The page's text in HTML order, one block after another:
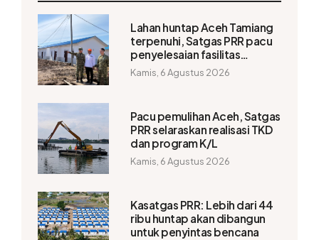
Lahan huntap Aceh Tamiang
terpenuhi, Satgas PRR pacu
penyelesaian fasilitas
pendukung
Kamis, 6 Agustus 2026
Pacu pemulihan Aceh, Satgas
PRR selaraskan realisasi TKD
dan program K/L
Kamis, 6 Agustus 2026
Kasatgas PRR: Lebih dari 44
ribu huntap akan dibangun
untuk penyintas bencana